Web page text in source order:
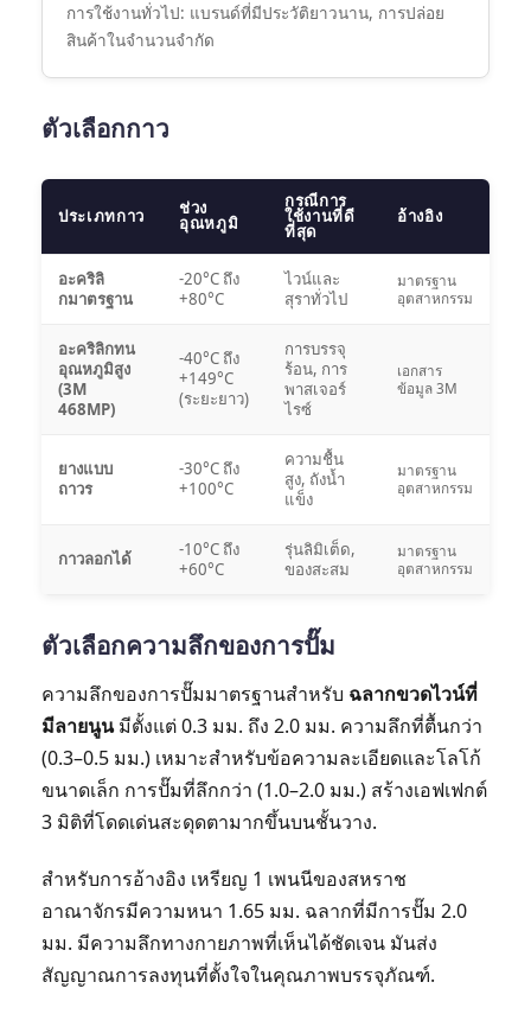
การใช้งานทั่วไป: แบรนด์ที่มีประวัติยาวนาน, การปล่อย
สินค้าในจำนวนจำกัด
ตัวเลือกกาว
ประเภทกาว ช่วง
อุณหภูมิ
กรณีการ
ใช้งานที่ดี
ที่สุด
อ้างอิง
อะคริลิ
กมาตรฐาน
-20°C ถึง
+80°C
ไวน์และ
สุราทั่วไป
มาตรฐาน
อุตสาหกรรม
อะคริลิกทน
อุณหภูมิสูง
(3M
468MP)
-40°C ถึง
+149°C
(ระยะยาว)
การบรรจุ
ร้อน, การ
พาสเจอร์
ไรซ์
เอกสาร
ข้อมูล 3M
ยางแบบ
ถาวร
-30°C ถึง
+100°C
ความชื้น
สูง, ถังน้ำ
แข็ง
มาตรฐาน
อุตสาหกรรม
กาวลอกได้
-10°C ถึง
+60°C
รุ่นลิมิเต็ด,
ของสะสม
มาตรฐาน
อุตสาหกรรม
ตัวเลือกความลึกของการปั๊ม
ความลึกของการปั๊มมาตรฐานสำหรับ ฉลากขวดไวน์ที่
มีลายนูนมีตั้งแต่ 0.3 มม. ถึง 2.0 มม. ความลึกที่ตื้นกว่า
(0.3–0.5 มม.) เหมาะสำหรับข้อความละเอียดและโลโก้
ขนาดเล็ก การปั๊มที่ลึกกว่า (1.0–2.0 มม.) สร้างเอฟเฟกต์
3 มิติที่โดดเด่นสะดุดตามากขึ้นบนชั้นวาง.
สำหรับการอ้างอิง เหรียญ 1 เพนนีของสหราช
อาณาจักรมีความหนา 1.65 มม. ฉลากที่มีการปั๊ม 2.0
มม. มีความลึกทางกายภาพที่เห็นได้ชัดเจน มันส่ง
สัญญาณการลงทุนที่ตั้งใจในคุณภาพบรรจุภัณฑ์.